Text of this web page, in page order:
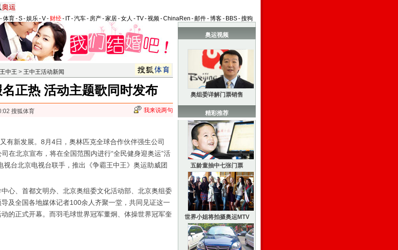
-体育-S-娱乐-V- 财经- IT-汽车- 房产-家居-女人 -TV-视频-ChinaRen -邮件-博客- BBS-搜狗
中王 > 王中王活动新闻
正热 活动主题歌同时发布
搜狐体育 我来说两句
新发展。8月4日，奥林匹克全球合作伙伴强生公司
在北京宣布，将在全国范围内进行“全民健身迎奥运”活
台北京电视台联手，推出《争霸王中王》奥运助威团
心、首都文明办、北京奥组委文化活动部、北京奥组委
及全国各地媒体记者100余人齐聚一堂，共同见证这一
的正式开幕。而羽毛球世界冠军董炯、体操世界冠军奎
奥运视频
奥组委详解门票销售
精彩推荐
五龄童抽中七张门票
世界小姐将拍摄奥运MTV